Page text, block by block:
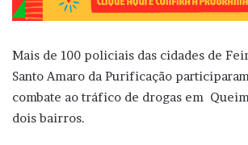
Mais de 100 policiais das cidades de
Santo Amaro da Purificação
combate ao tráfico de drogas em
dois bairros.